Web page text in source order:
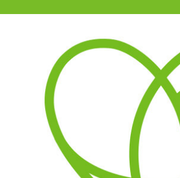
0120-361-969
11-15時まで受付
商品を探す ヘルプ
アダルトグッズ通販「エムズ」TOP SMグッズ
低温カラーローソク 雫 赤